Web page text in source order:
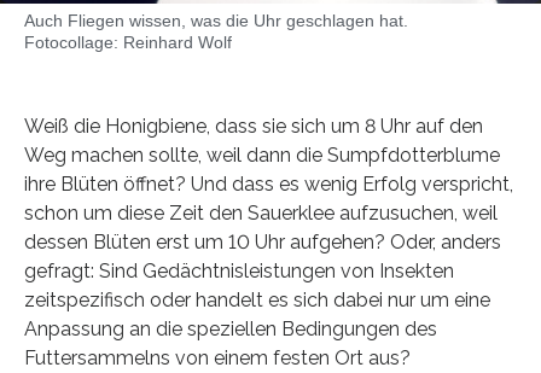
Auch Fliegen wissen, was die Uhr geschlagen hat.
Fotocollage: Reinhard Wolf
Weiß die Honigbiene, dass sie sich um 8 Uhr auf den
Weg machen sollte, weil dann die Sumpfdotterblume
ihre Blüten öffnet? Und dass es wenig Erfolg verspricht,
schon um diese Zeit den Sauerklee aufzusuchen, weil
dessen Blüten erst um 10 Uhr aufgehen? Oder, anders
gefragt: Sind Gedächtnisleistungen von Insekten
zeitspezifisch oder handelt es sich dabei nur um eine
Anpassung an die speziellen Bedingungen des
Futtersammelns von einem festen Ort aus?